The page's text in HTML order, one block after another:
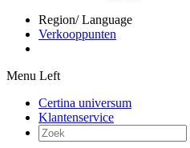
Region/ Language
Verkooppunten
Menu Left
Certina universum
Klantenservice